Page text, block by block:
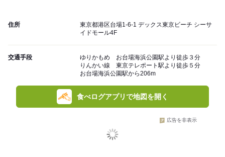
住所
東京都港区台場1-6-1 デックス東京ビーチ シーサ
イドモール4F
交通手段
ゆりかもめ お台場海浜公園駅より徒歩３分
りんかい線 東京テレポート駅より徒歩５分
お台場海浜公園駅から206m
食べログアプリで地図を開く
広告を非表示